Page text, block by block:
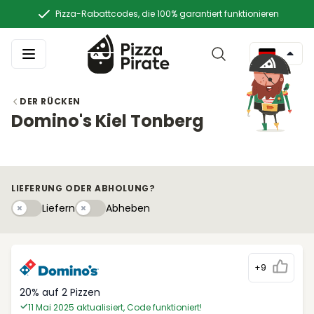
Pizza-Rabattcodes, die 100% garantiert funktionieren
DER RÜCKEN
Domino's Kiel Tonberg
LIEFERUNG ODER ABHOLUNG?
LiefernLiefernAbhebeny
Abheben
+9
20% auf 2 Pizzen
11 Mai 2025 aktualisiert, Code funktioniert!